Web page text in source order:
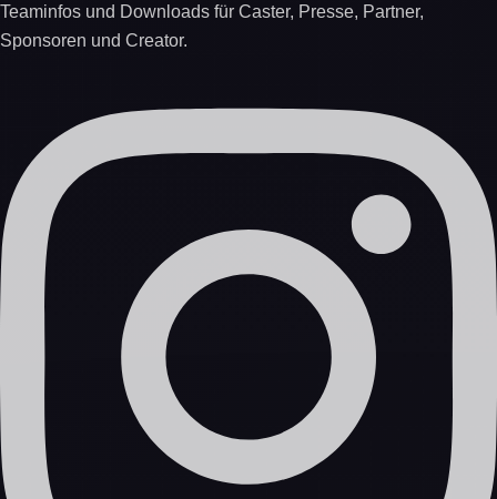
Teaminfos und Downloads für Caster, Presse, Partner,
Sponsoren und Creator.